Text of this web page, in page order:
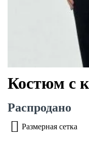
Костюм с
Распродано
Размерная сетка